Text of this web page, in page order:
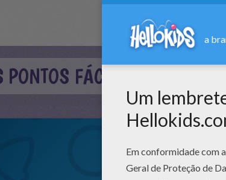
PONTOS FÁCIL - MENINA